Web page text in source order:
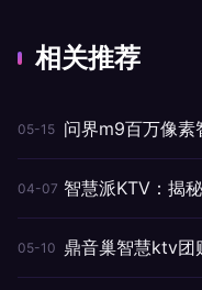
相关推荐
05-15 问界m9百万像素
04-07 智慧派KTV：揭
05-10 鼎音巢智慧ktv团